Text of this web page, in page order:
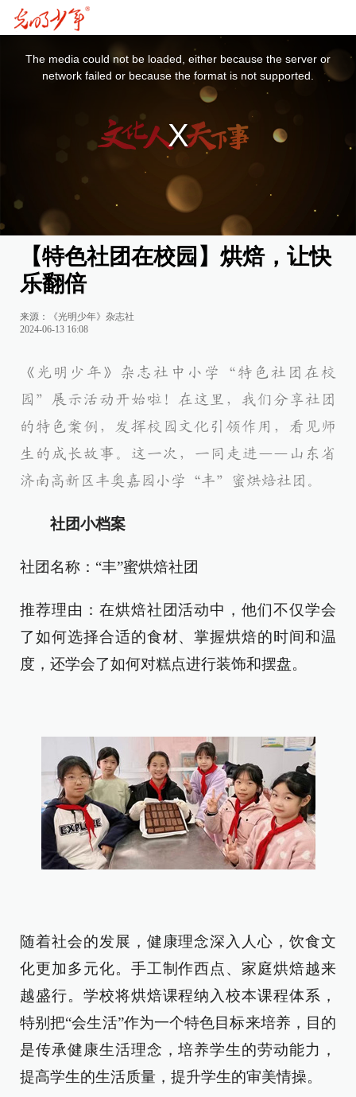
The media could not be loaded, either because the server or
network failed or because the format is not supported.
【特色社团在校园】烘焙，让快
乐翻倍
来源：《光明少年》杂志社
2024-06-13 16:08
《光明少年》杂志社中小学“特色社团在校
园”展示活动开始啦！在这里，我们分享社团
的特色案例，发挥校园文化引领作用，看见师
生的成长故事。这一次，一同走进——山东省
济南高新区 丰奥嘉园小学 “丰”蜜烘焙社团。
社团小档案
社团名称：“丰”蜜烘焙社团
推荐理由：在烘焙社团活动中，他们不仅学会
了如何选择合适的食材、掌握烘焙的时间和温
度，还学会了如何对糕点进行装饰和摆盘。
随着社会的发展，健康理念深入人心，饮食文
化更加多元化。手工制作西点、家庭烘焙越来
越盛行。学校将烘焙课程纳入校本课程体系，
特别把“会生活”作为一个特色目标来培养，目的
是传承健康生活理念，培养学生的劳动能力，
提高学生的生活质量，提升学生的审美情操。